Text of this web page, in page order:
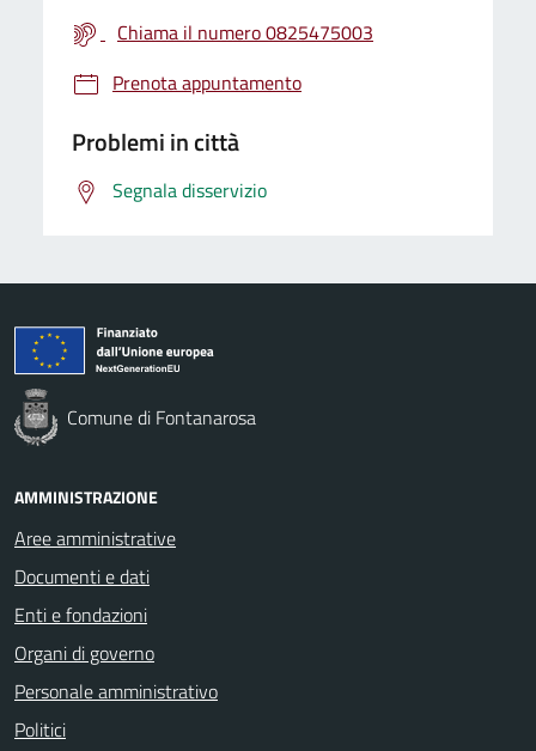
Chiama il numero 0825475003
Prenota appuntamento
Problemi in città
Segnala disservizio
Comune di Fontanarosa
AMMINISTRAZIONE
Aree amministrative
Documenti e dati
Enti e fondazioni
Organi di governo
Personale amministrativo
Politici